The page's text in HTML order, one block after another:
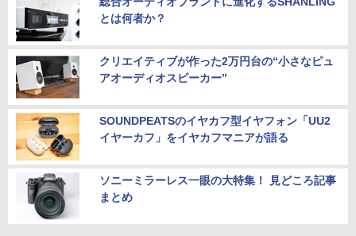
とは何者か？
クリエイティブが作った2万円台の“小さなピュ
アオーディオスピーカー”
SOUNDPEATSのイヤカフ型イヤフォン「UU2
イヤーカフ」をイヤカフマニアが語る
ソニーミラーレス一眼の大特集！ 見どころ記事
まとめ